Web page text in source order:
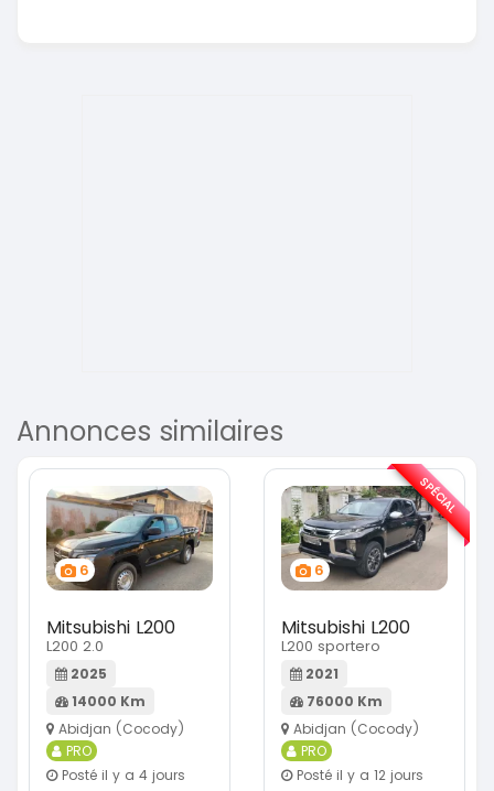
Annonces similaires
6
Mitsubishi L200
L200 2.0
2025
14000 Km
Abidjan (Cocody)
PRO
Posté il y a 4 jours
6
Mitsubishi L200
L200 sportero
2021
76000 Km
Abidjan (Cocody)
PRO
Posté il y a 12 jours
SPÉCIAL